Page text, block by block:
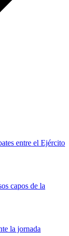
entre el Ejército
capos de la
la jornada